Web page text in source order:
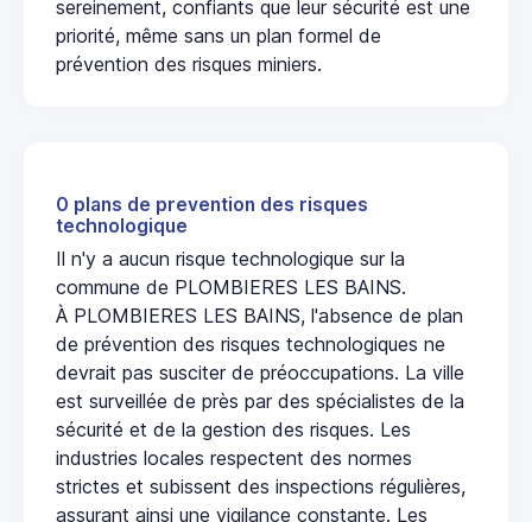
sereinement, confiants que leur sécurité est une
priorité, même sans un plan formel de
prévention des risques miniers.
0 plans de prevention des risques
technologique
Il n'y a aucun risque technologique sur la
commune de PLOMBIERES LES BAINS.
À PLOMBIERES LES BAINS, l'absence de plan
de prévention des risques technologiques ne
devrait pas susciter de préoccupations. La ville
est surveillée de près par des spécialistes de la
sécurité et de la gestion des risques. Les
industries locales respectent des normes
strictes et subissent des inspections régulières,
assurant ainsi une vigilance constante. Les